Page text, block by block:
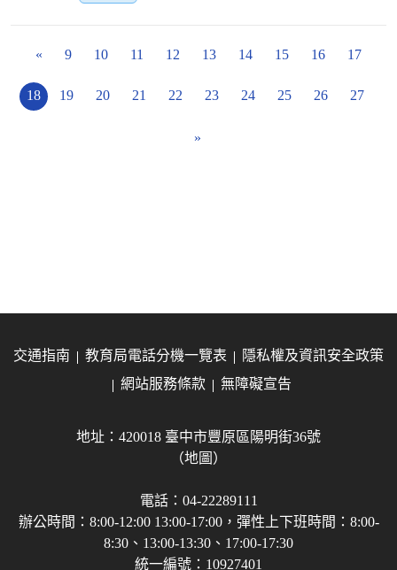
« 9 10 11 12 13 14 15 16 17
18 19 20 21 22 23 24 25 26 27
»
交通指南 教育局電話分機一覽表
隱私權及資訊安全政策
網站服務條款
無障礙宣告
地址：420018 臺中市豐原區陽明街36號
（地圖）
電話：04-22289111
辦公時間：8:00-12:00 13:00-17:00，彈性上下班時間：8:00-
8:30、13:00-13:30、17:00-17:30
統一編號：10927401